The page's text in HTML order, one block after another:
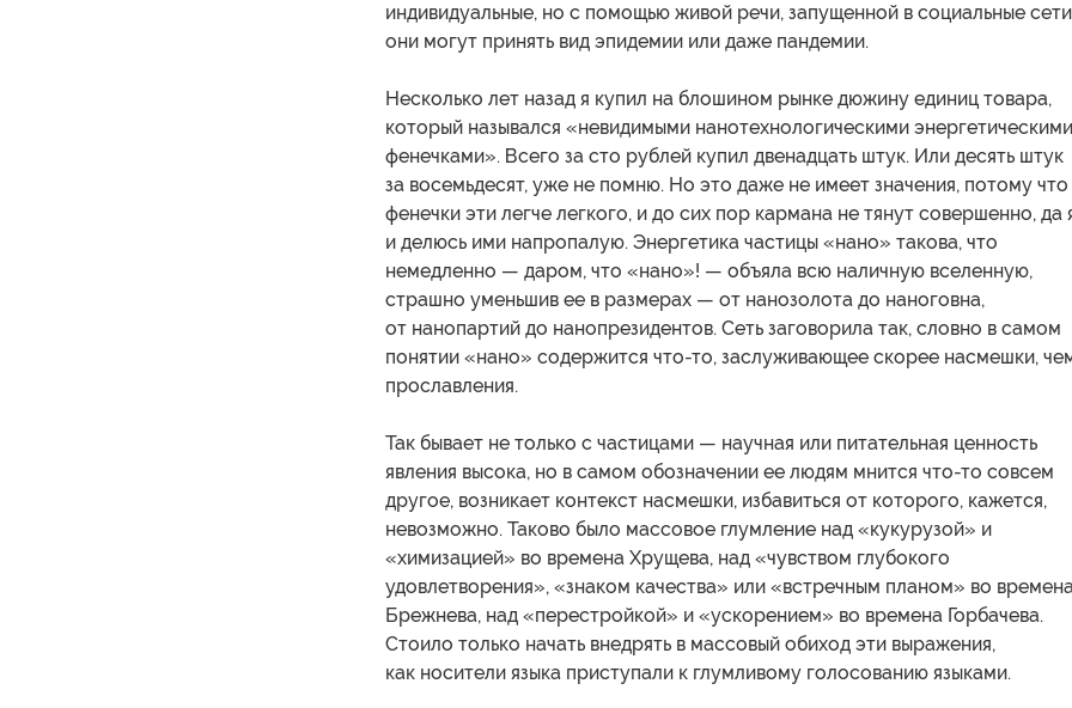
индивидуальные, но с помощью живой речи, запущенной в социальные
они могут принять вид эпидемии или даже пандемии.
Несколько лет назад я купил на блошином рынке дюжину единиц товара,
который назывался «невидимыми нанотехнологическими энергетическими
фенечками». Всего за сто рублей купил двенадцать штук. Или десять штук
за восемьдесят, уже не помню. Но это даже не имеет значения, потому что
фенечки эти легче легкого, и до сих пор кармана не тянут совершенно, да
и делюсь ими напропалую. Энергетика частицы «нано» такова, что
немедленно — даром, что «нано»! — объяла всю наличную вселенную,
страшно уменьшив ее в размерах — от нанозолота до наноговна,
от нанопартий до нанопрезидентов. Сеть заговорила так, словно в самом
понятии «нано» содержится что-то, заслуживающее скорее насмешки,
прославления.
Так бывает не только с частицами — научная или питательная ценность
явления высока, но в самом обозначении ее людям мнится что-то совсем
другое, возникает контекст насмешки, избавиться от которого, кажется,
невозможно. Таково было массовое глумление над «кукурузой» и
«химизацией» во времена Хрущева, над «чувством глубокого
удовлетворения», «знаком качества» или «встречным планом» во
Брежнева, над «перестройкой» и «ускорением» во времена Горбачева.
Стоило только начать внедрять в массовый обиход эти выражения,
как носители языка приступали к глумливому голосованию языками.